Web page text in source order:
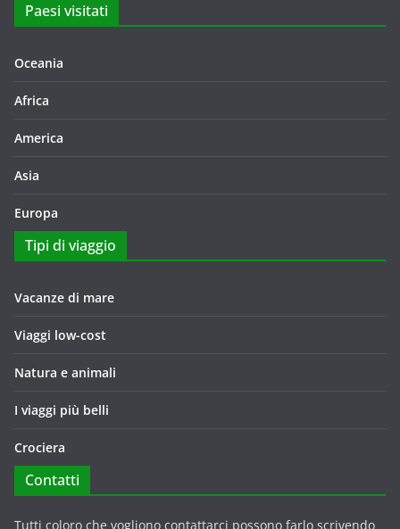
Paesi visitati
Oceania
Africa
America
Asia
Europa
Tipi di viaggio
Vacanze di mare
Viaggi low-cost
Natura e animali
I viaggi più belli
Crociera
Contatti
Tutti coloro che vogliono contattarci possono farlo scrivendo